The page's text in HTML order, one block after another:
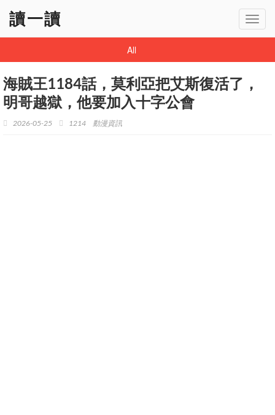
讀一讀
All
海賊王1184話，莫利亞把艾斯復活了，
明哥越獄，他要加入十字公會
2026-05-25 1214 動漫資訊